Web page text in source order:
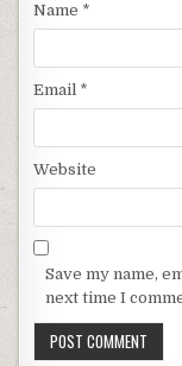
Name *
Email *
Website
Save my name,
next time I